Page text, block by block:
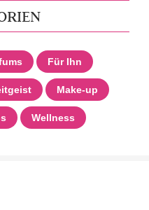
Für Ihn
Make-up
Wellness